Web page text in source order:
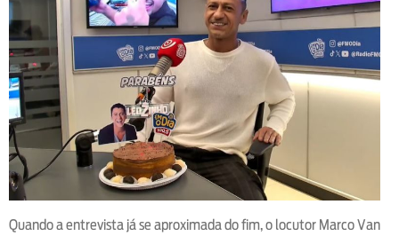
Quando a entrevista já se aproximada do fim, o locutor Marco Van